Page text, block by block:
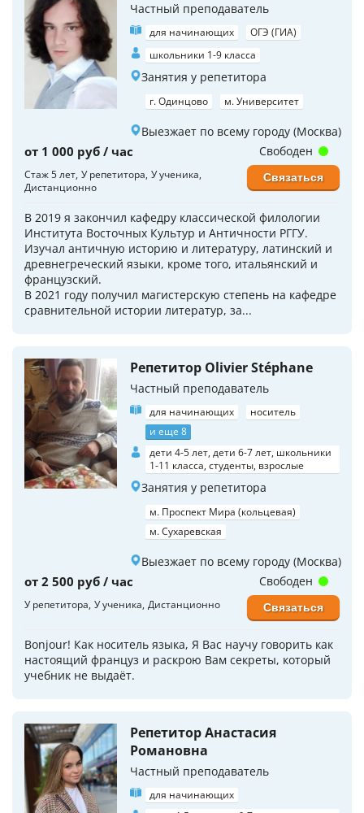
Частный преподаватель
для начинающих
ОГЭ (ГИА)
школьники 1-9 класса
Занятия у репетитора
г. Одинцово м. Университет
Выезжает по всему городу (Москва)
от 1 000 руб / час
Стаж 5 лет У репетитора У ученика
Дистанционно
В 2019 я закончил кафедру классической филологии
Института Восточных Культур и Античности РГГУ.
Изучал античную историю и литературу, латинский и
древнегреческий языки, кроме того, итальянский и
французский.
В 2021 году получил магистерскую степень на кафедре
сравнительной истории литератур, за...
Свободен
Связаться
Репетитор Olivier Stéphane
Частный преподаватель
для начинающих
носитель
и еще 8
дети 4-5 лет, дети 6-7 лет, школьники
1-11 класса, студенты, взрослые
Занятия у репетитора
м. Проспект Мира (кольцевая)
м. Сухаревская
Выезжает по всему городу (Москва)
от 2 500 руб / час
У репетитора У ученика Дистанционно
Bonjour! Как носитель языка, Я Вас научу говорить как
настоящий француз и раскрою Вам секреты, который
учебник не выдаёт.
Свободен
Связаться
Репетитор Анастасия
Романовна
Частный преподаватель
для начинающих